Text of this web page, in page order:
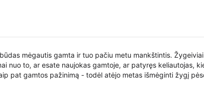
mėgautis gamta ir tuo pačiu metu mankštintis.
nuo to, ar esate naujokas gamtoje, ar patyręs keliautojas,
pat gamtos pažinimą - todėl atėjo metas išmėginti žygį